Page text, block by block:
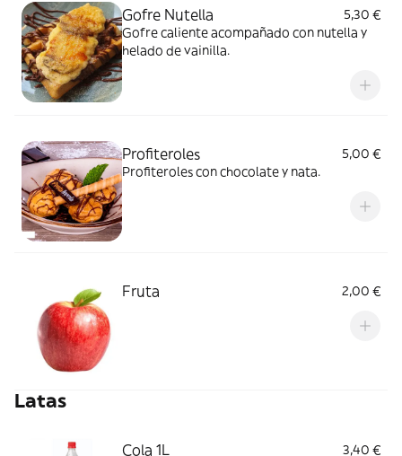
Gofre Nutella
5,30 €
Gofre caliente acompañado con nutella y
helado de vainilla.
Profiteroles
5,00 €
Profiteroles con chocolate y nata.
Fruta 2,00 €
Latas
Cola 1L 3,40 €